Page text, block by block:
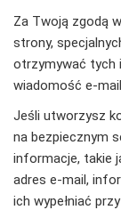
Za Twoją zgodą
strony,
otrzymywać tych
wiadomość e-
Jeśli utworzysz
na bezpiecznym
informacje, takie
adres e-mail,
ich wypełniać